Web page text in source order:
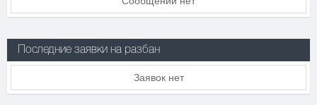
Последние заявки на разбан
Заявок нет